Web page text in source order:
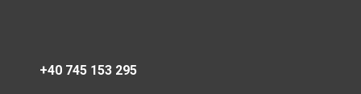
+40 745 153 295